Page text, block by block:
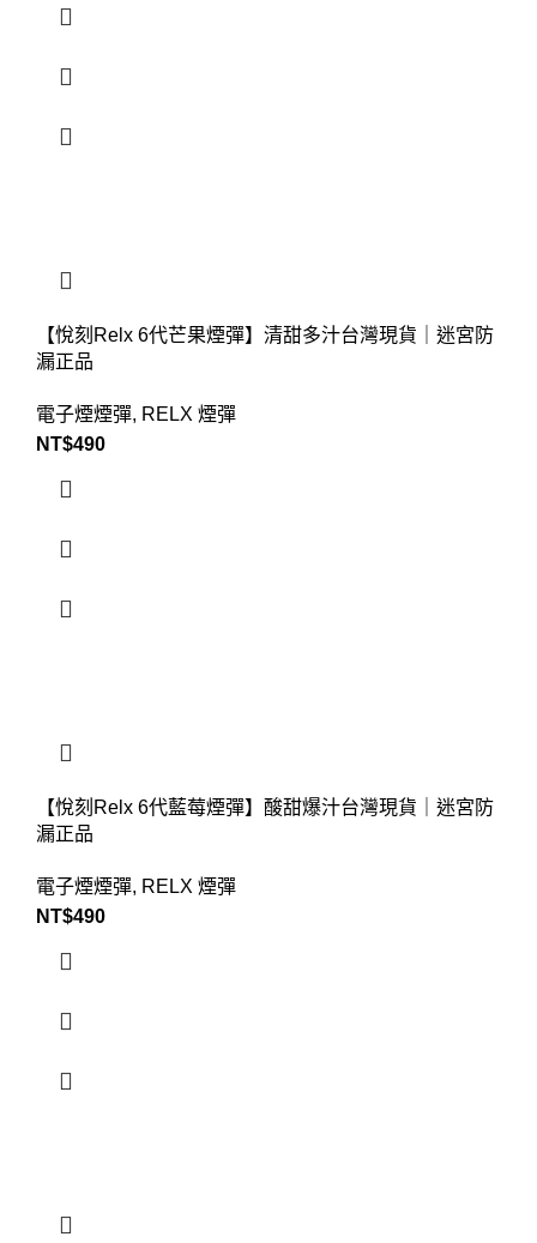
【悅刻Relx 6代芒果煙彈】清甜多汁台灣現貨｜迷宮防
漏正品
電子煙煙彈, RELX 煙彈
NT$490
【悅刻Relx 6代藍莓煙彈】酸甜爆汁台灣現貨｜迷宮防
漏正品
電子煙煙彈, RELX 煙彈
NT$490